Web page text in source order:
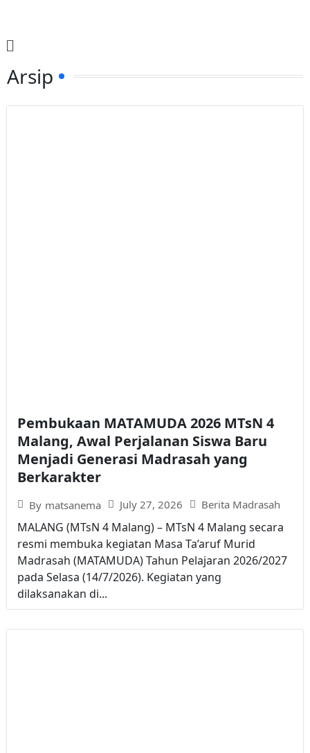
Arsip
Pembukaan MATAMUDA 2026 MTsN 4
Malang, Awal Perjalanan Siswa Baru
Menjadi Generasi Madrasah yang
Berkarakter
By matsanema July 27, 2026 Berita Madrasah
MALANG (MTsN 4 Malang) – MTsN 4 Malang secara
resmi membuka kegiatan Masa Ta’aruf Murid
Madrasah (MATAMUDA) Tahun Pelajaran 2026/2027
pada Selasa (14/7/2026). Kegiatan yang
dilaksanakan di...